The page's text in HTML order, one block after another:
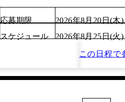
応募期限
2026年8月20日(木)
スケジュール
2026年8月25日(火)
この日程で